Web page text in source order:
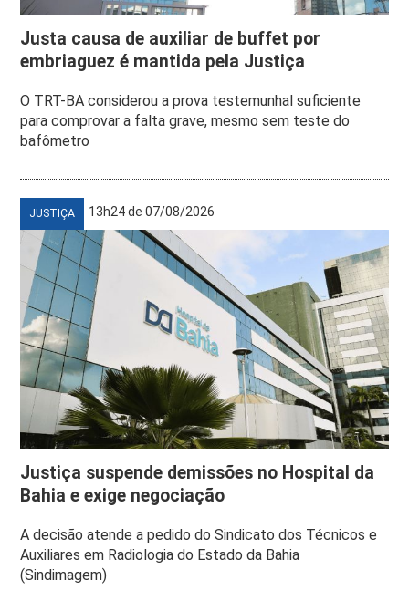
Justa causa de auxiliar de buffet por
embriaguez é mantida pela Justiça
O TRT-BA considerou a prova testemunhal suficiente
para comprovar a falta grave, mesmo sem teste do
bafômetro
JUSTIÇA 13h24 de 07/08/2026
Justiça suspende demissões no Hospital da
Bahia e exige negociação
A decisão atende a pedido do Sindicato dos Técnicos e
Auxiliares em Radiologia do Estado da Bahia
(Sindimagem)